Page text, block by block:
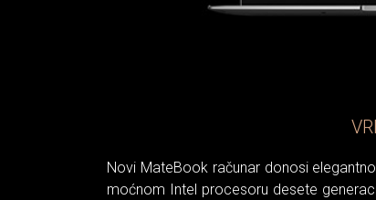
Novi MateBook računar donosi
moćnom Intel procesoru desete